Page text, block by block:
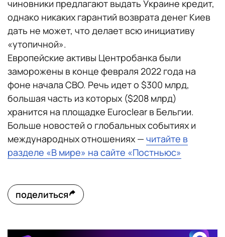
чиновники предлагают выдать Украине кредит,
однако никаких гарантий возврата денег Киев
дать не может, что делает всю инициативу
«утопичной».
Европейские активы Центробанка были
заморожены в конце февраля 2022 года на
фоне начала СВО. Речь идет о $300 млрд,
большая часть из которых ($208 млрд)
хранится на площадке Euroclear в Бельгии.
Больше новостей о глобальных событиях и
международных отношениях — читайте в
разделе «В мире» на сайте «Постньюс»
поделиться